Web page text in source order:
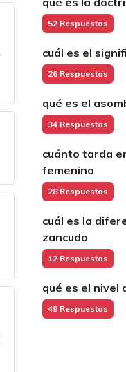
52 Respuestas
cuál es el
26 Respuestas
qué es el
34 Respuestas
cuánto tarda
femenino
28 Respuestas
cuál es la
zancudo
12 Respuestas
qué es el nivel
49 Respuestas